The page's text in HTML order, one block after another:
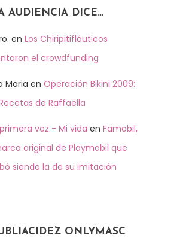
AUDIENCIA DICE…
en Los Chiripitifláuticos
el crowdfunding
Maria en Operación Bikini 2009:
de Raffaella
vez - Mi vida en Famobil,
original de Playmobil que
siendo la de su imitación
ONLYMASC